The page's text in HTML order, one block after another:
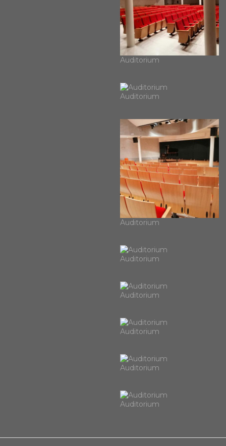
Auditorium
Auditorium
Auditorium
Auditorium
Auditorium
Auditorium
Auditorium
Auditorium